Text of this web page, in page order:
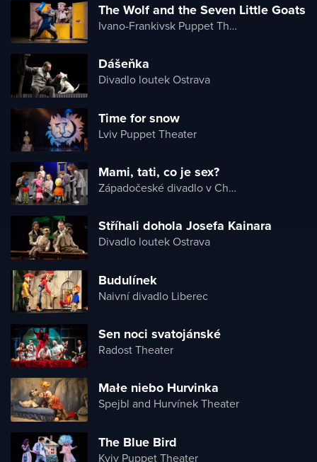
The Wolf and the Seven Little Goats
Ivano-Frankivsk Puppet Theater
Dášeňka
Divadlo loutek Ostrava
Time for snow
Lviv Puppet Theater
Mami, tati, co je sex?
Západočeské divadlo v Chebu
Stříhali dohola Josefa Kainara
Divadlo loutek Ostrava
Budulínek
Naivní divadlo Liberec
Sen noci svatojánské
Radost Theater
Małe niebo Hurvinka
Spejbl and Hurvínek Theater
The Blue Bird
Kyiv Puppet Theater